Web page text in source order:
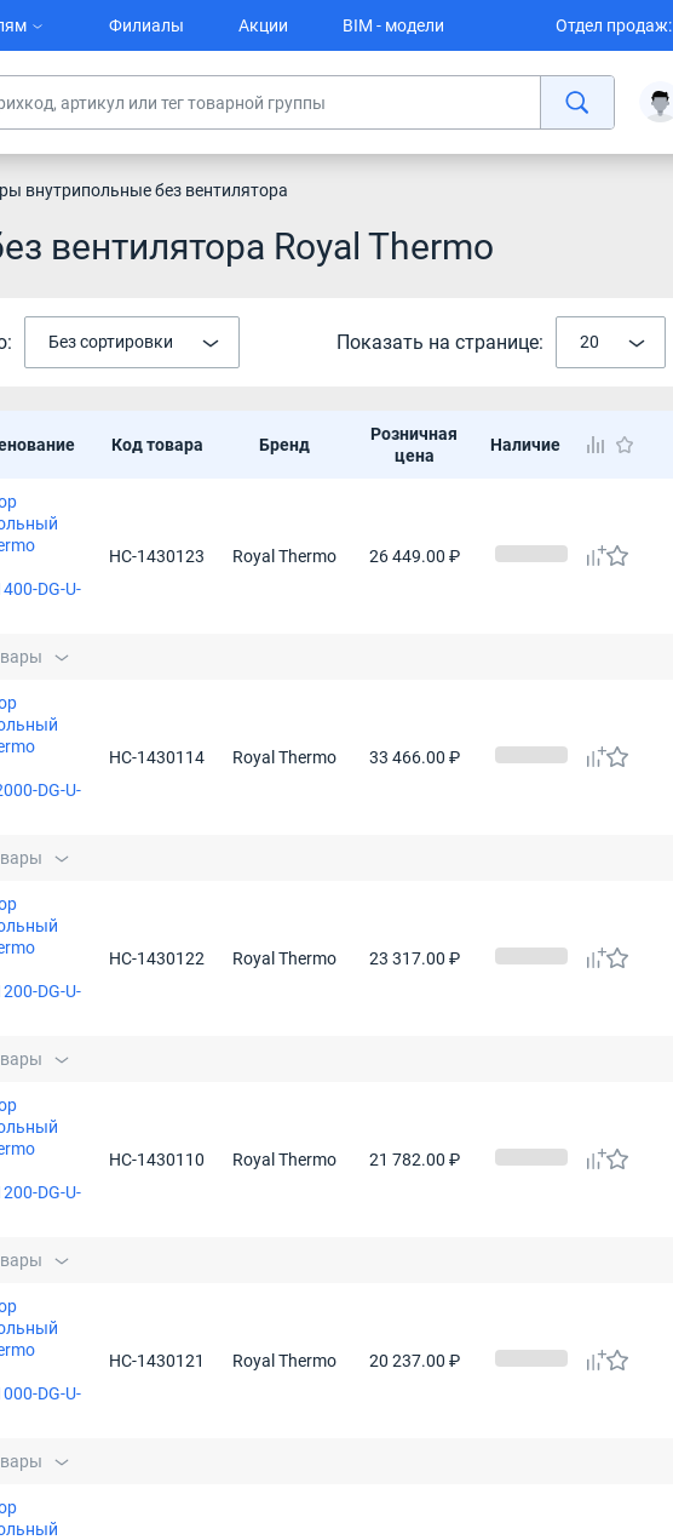
Филиалы Акции BIM - модели Отдел продаж:
внутрипольные без вентилятора
вентилятора Royal Thermo
Без сортировки Показать на странице: 20
Код товара Бренд
Розничная
цена
Наличие
DG-U-
НС-1430123 Royal Thermo 26 449.00 ₽
DG-U-
НС-1430114 Royal Thermo 33 466.00 ₽
DG-U-
НС-1430122 Royal Thermo 23 317.00 ₽
DG-U-
НС-1430110 Royal Thermo 21 782.00 ₽
DG-U-
НС-1430121 Royal Thermo 20 237.00 ₽